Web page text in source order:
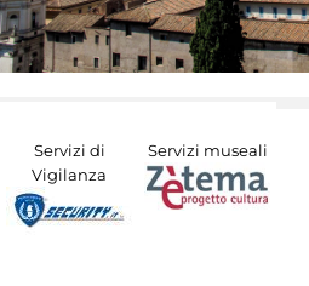
Servizi di
Vigilanza
Servizi museali